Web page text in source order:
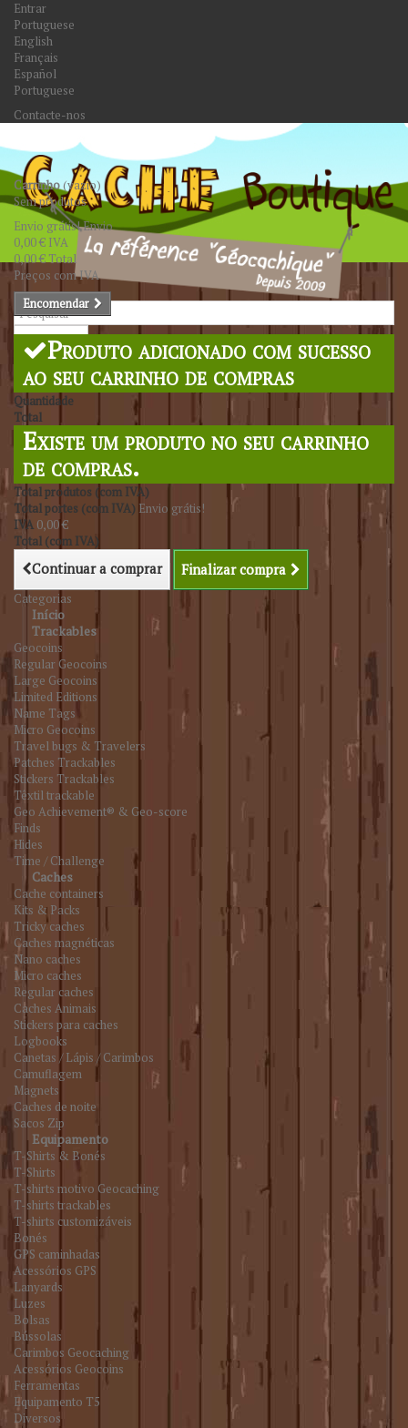
Entrar
Portuguese
English
Français
Español
Portuguese
Contacte-nos
Pesquisar
Carrinho(vazio)
Sem produtos
Envio grátis!Envio
0,00 € IVA
0,00 €Total
Preços com IVA
Encomendar
Produto adicionado com sucesso
ao seu carrinho de compras
Quantidade
Total
Existe um produto no seu carrinho
de compras.
Total produtos (com IVA)
Total portes (com IVA) Envio grátis!
IVA 0,00 €
Total (com IVA)
Continuar a comprar Finalizar compra
Categorias
Início
Trackables
Geocoins
Regular Geocoins
Large Geocoins
Limited Editions
Name Tags
Micro Geocoins
Travel bugs & Travelers
Patches Trackables
Stickers Trackables
Têxtil trackable
Geo Achievement® & Geo-score
Finds
Hides
Time / Challenge
Caches
Cache containers
Kits & Packs
Tricky caches
Caches magnéticas
Nano caches
Micro caches
Regular caches
Caches Animais
Stickers para caches
Logbooks
Canetas / Lápis / Carimbos
Camuflagem
Magnets
Caches de noite
Sacos Zip
Equipamento
T-Shirts & Bonés
T-Shirts
T-shirts motivo Geocaching
T-shirts trackables
T-shirts customizáveis
Bonés
GPS caminhadas
Acessórios GPS
Lanyards
Luzes
Bolsas
Bússolas
Carimbos Geocaching
Acessórios Geocoins
Ferramentas
Equipamento T5
Diversos